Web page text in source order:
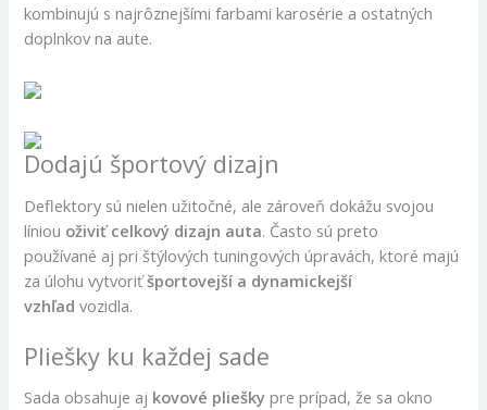
kombinujú s najrôznejšími farbami karosérie a ostatných
doplnkov na aute.
Dodajú športový dizajn
Deflektory sú nielen užitočné, ale zároveň dokážu svojou
líniou oživiť celkový dizajn auta. Často sú preto
používané aj pri štýlových tuningových úpravách, ktoré majú
za úlohu vytvoriťšportovejší a dynamickejší
vzhľadvozidla.
Pliešky ku každej sade
Sada obsahuje aj kovové plieškypre prípad, že sa okno